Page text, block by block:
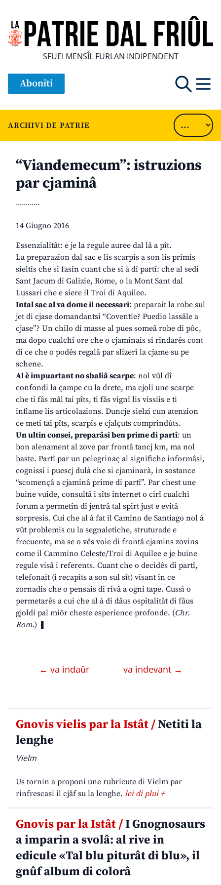
SFUEI MENSÎL FURLAN INDIPENDENT
Aboniti
ARCHIVI DE PATRIE
“Viandemecum”: istruzions
par cjaminâ
............
14 Giugno 2016
Essenzialitât: e je la regule auree dal lâ a pît.
La preparazion dal sac e lis scarpis a son lis primis
sieltis che si fasin cuant che si à di partî: che al sedi
Sant Jacum di Galizie, Rome, o la Mont Sant dal
Lussari che e siere il Troi di Aquilee.
Intal sac al va dome il necessari: preparait la robe sul
jet di cjase domandantsi “Coventie? Puedio lassâle a
cjase”? Un chilo di masse al pues someâ robe di pôc,
ma dopo cualchi ore che o cjaminais si rindarês cont
di ce che o podês regalâ par slizerî la cjame su pe
schene.
Al è impuartant no sbaliâ scarpe: nol vûl dî
confondi la çampe cu la drete, ma cjoli une scarpe
che ti fâs mâl tai pîts, ti fâs vignî lis vissiis e ti
inflame lis articolazions. Duncje sielzi cun atenzion
ce meti tai pîts, scarpis e cjalçuts comprindûts.
Un ultin consei, preparâsi ben prime di partî: un
bon alenament al zove par frontâ tancj km, ma nol
baste. Partî par un pelegrinaç al significhe informâsi,
cognissi i puescj dulà che si cjaminarà, in sostance
“scomençâ a cjaminâ prime di partî”. Par chest une
buine vuide, consultâ i sîts internet o cirî cualchi
forum a permetin di jentrâ tal spirt just e evitâ
sorpresis. Cui che al à fat il Camino de Santiago nol à
vût problemis cu la segnaletiche, struturade e
frecuente, ma se o vês voie di frontâ cjamins zovins
come il Cammino Celeste/Troi di Aquilee e je buine
regule visâ i referents. Cuant che o decidês di partî,
telefonait (i recapits a son sul sît) visant in ce
zornadis che o pensais di rivâ a ogni tape. Cussì o
permetarês a cui che al à di dâus ospitalitât di fâus
gjoldi pal miôr cheste esperience profonde. (Chr.
Rom.) ❚
← va indaûr va indevant →
Gnovis vielis par la Istât /Netiti la
lenghe
Vielm
Us tornin a proponi une rubricute di Vielm par
rinfrescasi il cjâf su la lenghe. lei di plui +
Gnovis par la Istât /I Gnognosaurs
a imparin a svolâ: al rive in
edicule «Tal blu piturât di blu», il
gnûf album di colorâ